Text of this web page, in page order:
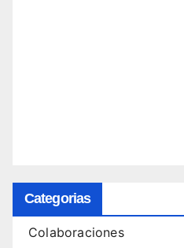
Categorias
Colaboraciones